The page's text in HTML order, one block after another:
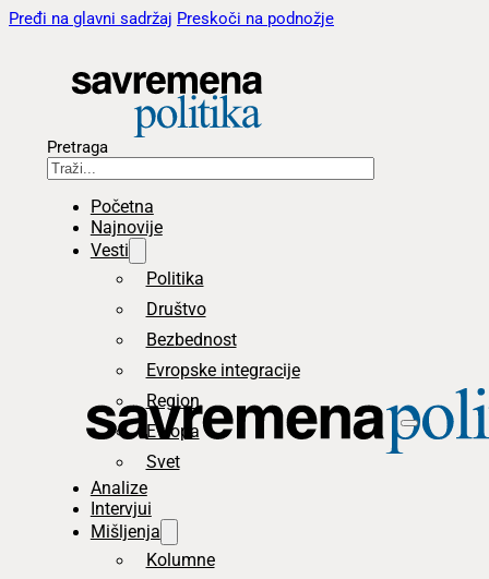
Pređi na glavni sadržaj Preskoči na podnožje
Pretraga
Početna
Najnovije
Vesti
Politika
Društvo
Bezbednost
Evropske integracije
Region
Evropa
Svet
Analize
Intervjui
Mišljenja
Kolumne